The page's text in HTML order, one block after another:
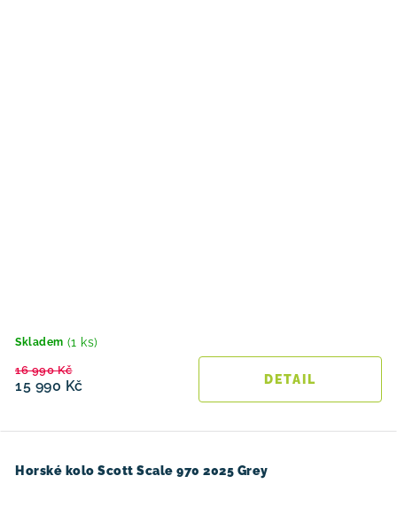
Skladem (1 ks)
15 990 Kč
16 990 Kč
Horské kolo Scott Scale 970 2025 Grey